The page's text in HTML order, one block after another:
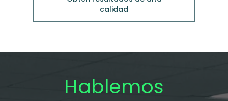
calidad
Hablemos